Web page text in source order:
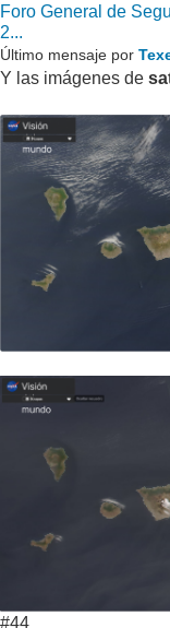
Foro General de
2...
Último mensaje por
Y las imágenes de
#44